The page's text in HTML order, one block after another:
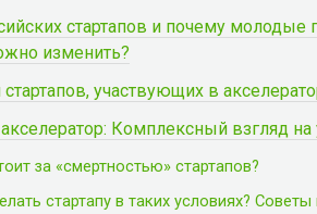
стартапов и почему
изменить?
участвующих в
Комплексный взгляд на
за «смертностью» стартапов?
стартапу в таких условиях?